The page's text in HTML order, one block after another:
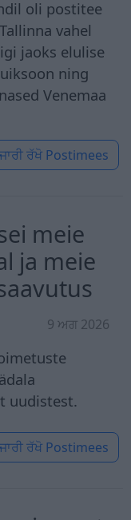
oli postitee
vahel
jaoks elulise
ning
Venemaa
ਰੱਖੋ Postimees
meie
ja meie
9 ਅਗ 2026
uudistest.
ਰੱਖੋ Postimees